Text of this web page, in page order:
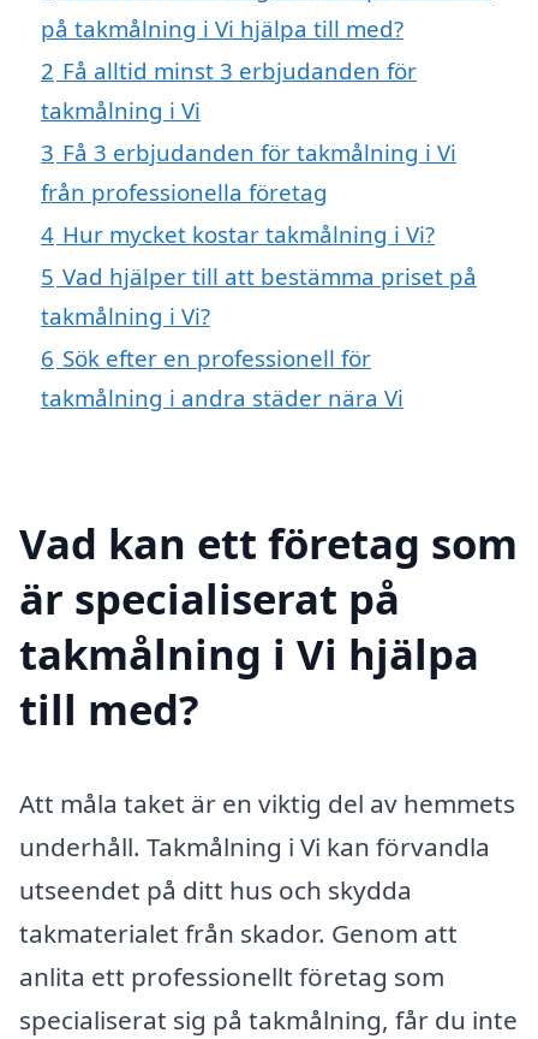
på takmålning i Vi hjälpa till med?
2 Få alltid minst 3 erbjudanden för
takmålning i Vi
3 Få 3 erbjudanden för takmålning i Vi
från professionella företag
4 Hur mycket kostar takmålning i Vi?
5 Vad hjälper till att bestämma priset på
takmålning i Vi?
6 Sök efter en professionell för
takmålning i andra städer nära Vi
Vad kan ett företag som
är specialiserat på
takmålning i Vi hjälpa
till med?
Att måla taket är en viktig del av hemmets
underhåll. Takmålning i Vi kan förvandla
utseendet på ditt hus och skydda
takmaterialet från skador. Genom att
anlita ett professionellt företag som
specialiserat sig på takmålning, får du inte